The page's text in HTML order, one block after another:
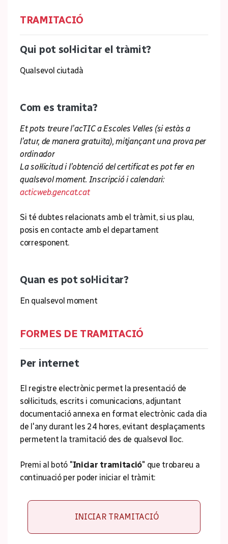
TRAMITACIÓ
Qui pot sol·licitar el tràmit?
Qualsevol ciutadà
Com es tramita?
Et pots treure l’acTIC a Escoles Velles (si estàs a
l’atur, de manera gratuïta), mitjançant una prova per
ordinador
La sol·licitud i l’obtenció del certificat es pot fer en
qualsevol moment. Inscripció i calendari:
acticweb.gencat.cat
Si té dubtes relacionats amb el tràmit, si us plau,
posis en contacte amb el departament
corresponent.
Quan es pot sol·licitar?
En qualsevol moment
FORMES DE TRAMITACIÓ
Per internet
El registre electrònic permet la presentació de
sol·licituds, escrits i comunicacions, adjuntant
documentació annexa en format electrònic cada dia
de l'any durant les 24 hores, evitant desplaçaments
permetent la tramitació des de qualsevol lloc.
Premi al botó "Iniciar tramitació" que trobareu a
continuació per poder iniciar el tràmit:
INICIAR TRAMITACIÓ